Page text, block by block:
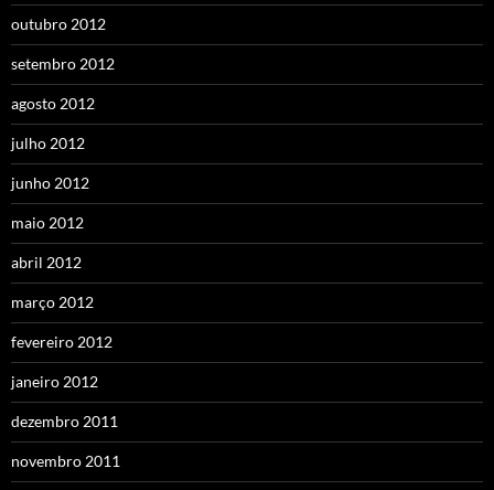
outubro 2012
setembro 2012
agosto 2012
julho 2012
junho 2012
maio 2012
abril 2012
março 2012
fevereiro 2012
janeiro 2012
dezembro 2011
novembro 2011